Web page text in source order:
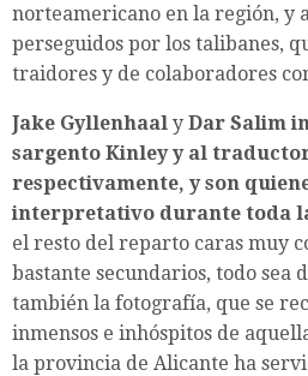
norteamericano en la región, y
perseguidos por los talibanes,
traidores y de colaboradores
Jake Gyllenhaal y Dar Salim
sargento Kinley y al
respectivamente, y son
interpretativo durante toda
el resto del reparto caras muy
bastante secundarios, todo sea
también la fotografía, que se
inmensos e inhóspitos de
la provincia de Alicante ha